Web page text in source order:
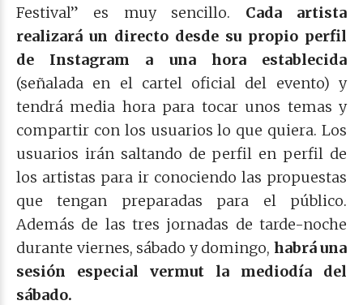
Festival” es muy sencillo. Cada artista
realizará un directo desde su propio perfil
de Instagram a una hora establecida
(señalada en el cartel oficial del evento) y
tendrá media hora para tocar unos temas y
compartir con los usuarios lo que quiera. Los
usuarios irán saltando de perfil en perfil de
los artistas para ir conociendo las propuestas
que tengan preparadas para el público.
Además de las tres jornadas de tarde-noche
durante viernes, sábado y domingo, habrá una
sesión especial vermut la mediodía del
sábado.